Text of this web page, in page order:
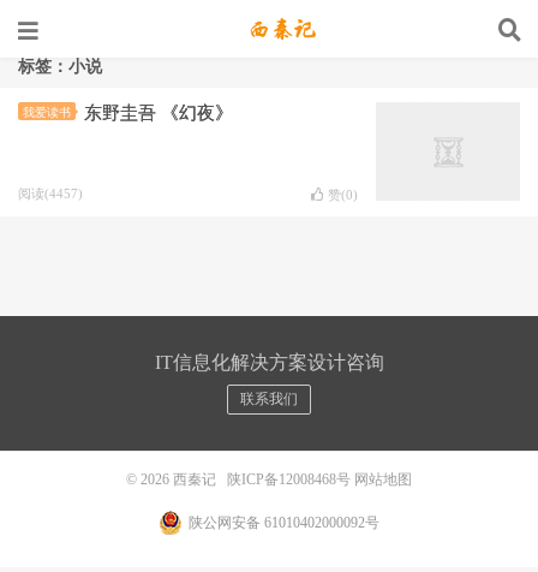
标签：小说
我爱读书 东野圭吾 《幻夜》
阅读(4457) 赞(0)
IT信息化解决方案设计咨询
联系我们
© 2026 西秦记 陕ICP备12008468号 网站地图
陕公网安备 61010402000092号